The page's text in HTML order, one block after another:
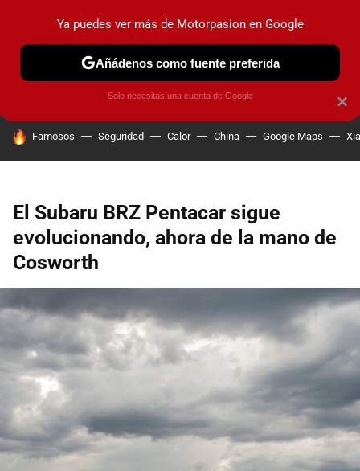
PRUEBAS COCHES ELÉCTRICOS OBSERVATORIO
HOY SE HABLA DE
Famosos Seguridad Calor China Google Maps
El Subaru BRZ Pentacar sigue
evolucionando, ahora de la mano de
Cosworth
×
Ya puedes ver más de Motorpasion en Google
Añádenos como fuente preferida
Solo necesitas una cuenta de Google